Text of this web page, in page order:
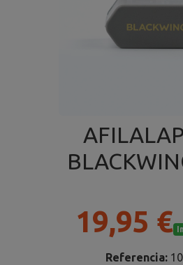
19,95 €
Referencia: